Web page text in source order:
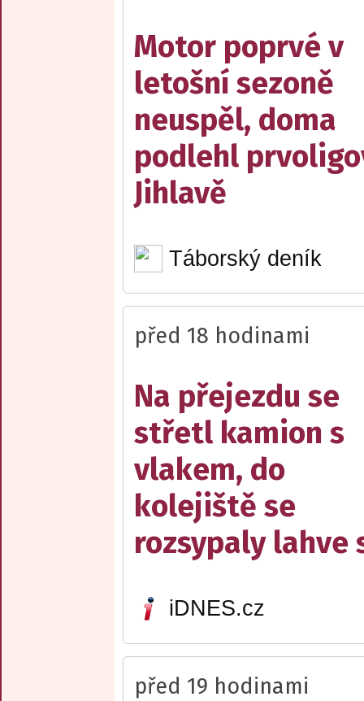
Motor poprvé v
letošní sezoně
neuspěl, doma
podlehl
Jihlavě
Táborský deník
před 18 hodinami
Na přejezdu se
střetl kamion s
vlakem, do
kolejiště se
rozsypaly lahve
iDNES.cz
před 19 hodinami